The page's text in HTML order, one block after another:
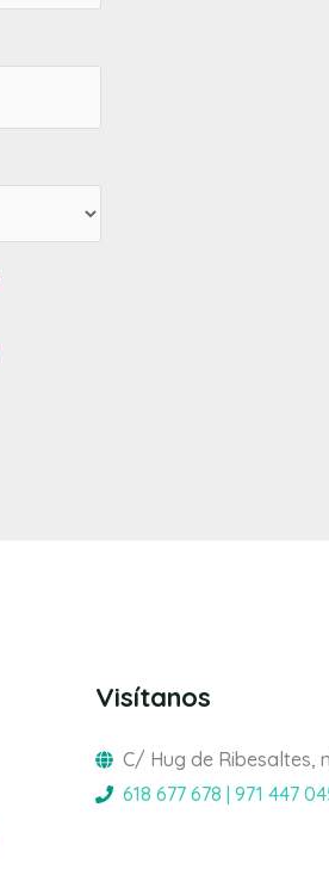
Visítanos
C/ Hug de Ribesaltes,
618 677 678 | 971 447